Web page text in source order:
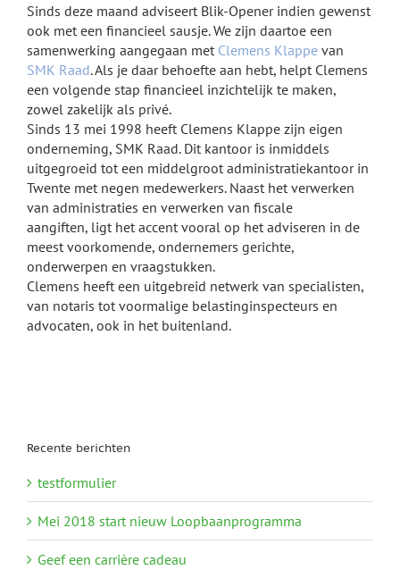
Sinds deze maand adviseert Blik-Opener indien gewenst
ook met een financieel sausje. We zijn daartoe een
samenwerking aangegaan met Clemens Klappe van
SMK Raad. Als je daar behoefte aan hebt, helpt Clemens
een volgende stap financieel inzichtelijk te maken,
zowel zakelijk als privé.
Sinds 13 mei 1998 heeft Clemens Klappe zijn eigen
onderneming, SMK Raad. Dit kantoor is inmiddels
uitgegroeid tot een middelgroot administratiekantoor in
Twente met negen medewerkers. Naast het verwerken
van administraties en verwerken van fiscale
aangiften, ligt het accent vooral op het adviseren in de
meest voorkomende, ondernemers gerichte,
onderwerpen en vraagstukken.
Clemens heeft een uitgebreid netwerk van specialisten,
van notaris tot voormalige belastinginspecteurs en
advocaten, ook in het buitenland.
Recente berichten
testformulier
Mei 2018 start nieuw Loopbaanprogramma
Geef een carrière cadeau